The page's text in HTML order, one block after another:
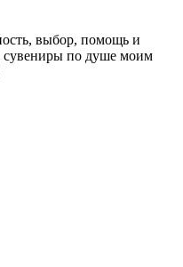
выбор, помощь и
сувениры по душе моим